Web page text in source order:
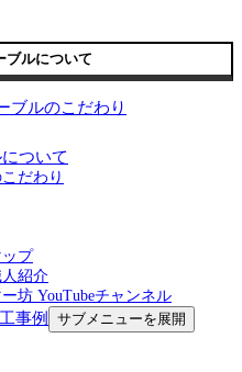
ついて
だわり
プ
紹介
坊 YouTubeチャンネル
事例
サブメニューを展開
ブルについて
ブルのこだわり